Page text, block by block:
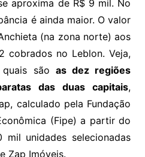
aproxima de R$ 9 mil. No
é ainda maior. O valor
(na zona norte) aos
cobrados no Leblon. Veja,
são as dez regiões
das duas capitais,
calculado pela Fundação
(Fipe) a partir do
unidades selecionadas
Zap Imóveis.